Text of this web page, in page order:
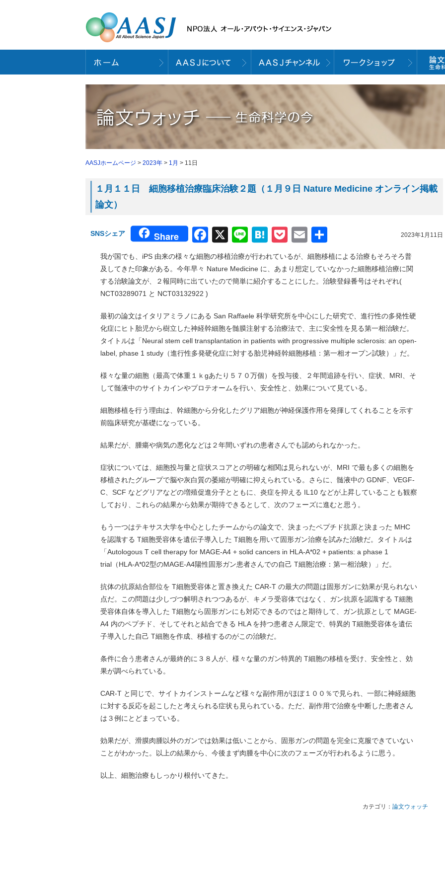
AASJホームページ > 2023年 > 1月 > 11日
１月１１日 細胞移植治療臨床治験２題（１月９日 Nature Medicine オンライン掲載
論文）
2023年1月11日
SNSシェア Share Facebook
X LineHatena
Pocket
Email
有
我が国でも、iPS 由来の様々な細胞の移植治療が行われているが、細胞移植による治療もそろそろ普
及してきた印象がある。今年早々 Nature Medicine に、あまり想定していなかった細胞移植治療に関
する治験論文が、２報同時に出ていたので簡単に紹介することにした。治験登録番号はそれぞれ(
NCT03289071 と NCT03132922 )
最初の論文はイタリアミラノにある San Raffaele 科学研究所を中心にした研究で、進行性の多発性硬
化症にヒト胎児から樹立した神経幹細胞を髄膜注射する治療法で、主に安全性を見る第一相治験だ。
タイトルは「Neural stem cell transplantation in patients with progressive multiple sclerosis: an open-
label, phase 1 study（進行性多発硬化症に対する胎児神経幹細胞移植：第一相オープン試験）」だ。
様々な量の細胞（最高で体重１ｋgあたり５７０万個）を投与後、２年間追跡を行い、症状、MRI、そ
して髄液中のサイトカインやプロテオームを行い、安全性と、効果について見ている。
細胞移植を行う理由は、幹細胞から分化したグリア細胞が神経保護作用を発揮してくれることを示す
前臨床研究が基礎になっている。
結果だが、腫瘍や病気の悪化などは２年間いずれの患者さんでも認められなかった。
症状については、細胞投与量と症状スコアとの明確な相関は見られないが、MRI で最も多くの細胞を
移植されたグループで脳や灰白質の萎縮が明確に抑えられている。さらに、髄液中の GDNF、VEGF-
C、SCF などグリアなどの増殖促進分子とともに、炎症を抑える IL10 などが上昇していることも観察
しており、これらの結果から効果が期待できるとして、次のフェーズに進むと思う。
もう一つはテキサス大学を中心としたチームからの論文で、決まったペプチド抗原と決まった MHC
を認識する T細胞受容体を遺伝子導入した T細胞を用いて固形ガン治療を試みた治験だ。タイトルは
「Autologous T cell therapy for MAGE-A4 + solid cancers in HLA-A*02 + patients: a phase 1
trial（HLA-A*02型のMAGE-A4陽性固形ガン患者さんでの自己 T細胞治療：第一相治験）」だ。
抗体の抗原結合部位を T細胞受容体と置き換えた CAR-T の最大の問題は固形ガンに効果が見られない
点だ。この問題は少しづつ解明されつつあるが、キメラ受容体ではなく、ガン抗原を認識する T細胞
受容体自体を導入した T細胞なら固形ガンにも対応できるのではと期待して、ガン抗原として MAGE-
A4 内のペプチド、そしてそれと結合できる HLA を持つ患者さん限定で、特異的 T細胞受容体を遺伝
子導入した自己 T細胞を作成、移植するのがこの治験だ。
条件に合う患者さんが最終的に３８人が、様々な量のガン特異的 T細胞の移植を受け、安全性と、効
果が調べられている。
CAR-T と同じで、サイトカインストームなど様々な副作用がほぼ１００％で見られ、一部に神経細胞
に対する反応を起こしたと考えられる症状も見られている。ただ、副作用で治療を中断した患者さん
は３例にとどまっている。
効果だが、滑膜肉腫以外のガンでは効果は低いことから、固形ガンの問題を完全に克服できていない
ことがわかった。以上の結果から、今後まず肉腫を中心に次のフェーズが行われるように思う。
以上、細胞治療もしっかり根付いてきた。
カテゴリ： 論文ウォッチ